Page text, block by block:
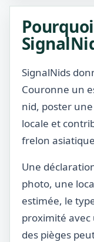
SignalNids
Couronne un
nid, poster
locale et
frelon
Une
photo, une
estimée, le
proximité avec
des pièges